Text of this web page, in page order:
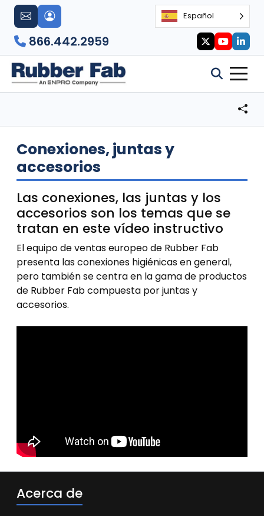
Español
866.442.2959
Conexiones, juntas y
accesorios
Las conexiones, las juntas y los
accesorios son los temas que se
tratan en este vídeo instructivo
El equipo de ventas europeo de Rubber Fab
presenta las conexiones higiénicas en general,
pero también se centra en la gama de productos
de Rubber Fab compuesta por juntas y
accesorios.
Acerca de